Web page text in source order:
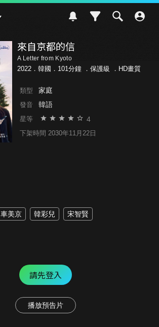
來自京都的信
A Letter from Kyoto
2022．韓國．101分鐘 ． 保護級 ．HD畫質
類型 家庭
發音 韓語
星等 4
下架時間 2030年11月22日
車美京 韓彩兒 宋智賢
請先登入
播放預告片